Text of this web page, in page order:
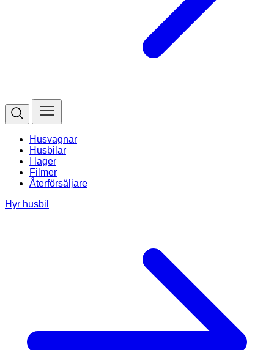
Husvagnar
Husbilar
I lager
Filmer
Återförsäljare
Hyr husbil